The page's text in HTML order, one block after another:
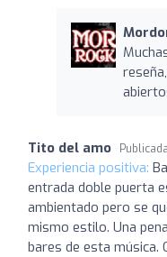
Tito del amo
Experiencia positiva:
entrada doble puerta
ambientado pero se
mismo estilo. Una
bares de esta música.